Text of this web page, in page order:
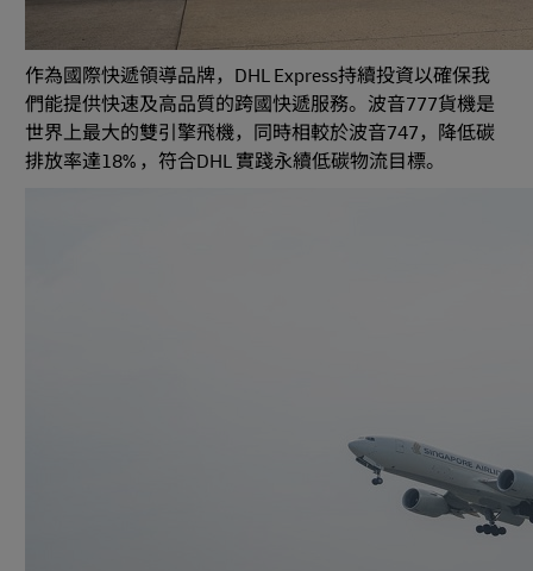
作為國際快遞領導品牌，DHL Express持續投資以確保我
們能提供快速及高品質的跨國快遞服務。波音777貨機是
世界上最大的雙引擎飛機，同時相較於波音747，降低碳
排放率達18% ，符合DHL 實踐永續低碳物流目標。